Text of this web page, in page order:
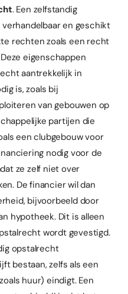
. Een zelfstandig
en geschikt
rechten zoals een recht
eigenschappen
aantrekkelijk in
is, zoals bij
van gebouwen op
partijen die
een clubgebouw voor
nodig voor de
ze zelf niet over
De financier wil dan
bijvoorbeeld door
hypotheek. Dit is alleen
wordt gevestigd.
opstalrecht
bestaan, zelfs als een
huur) eindigt. Een